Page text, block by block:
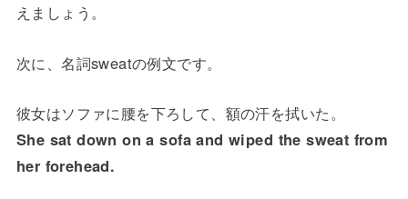
えましょう。
次に、名詞sweatの例文です。
彼女はソファに腰を下ろして、額の汗を拭いた。
She sat down on a sofa and wiped the sweat from
her forehead.